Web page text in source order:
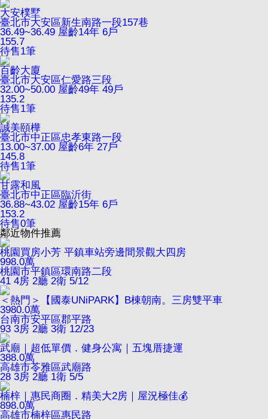
大安樸墅
臺北市大安區新生南路一段157巷
36.49~36.49 屋齡14年 6戶
155.7
待售1筆
百齡大廈
臺北市大安區仁愛路三段
32.00~50.00 屋齡49年 49戶
135.2
待售1筆
誠美頤樺
臺北市中正區忠孝東路一段
13.00~37.00 屋齡6年 27戶
145.8
待售1筆
甘露和風
臺北市中正區臨沂街
36.88~43.02 屋齡15年 6戶
153.2
待售0筆
鄰近物件推薦
桃園買房小芳 平鎮車站旁邊間景觀大四房
998.0萬
桃園市平鎮區環南路二段
41 4房 2廳 2衛 5/12
＜熱門＞【國泰UNiPARK】B棟朝南。三房雙平車
3980.0萬
台南市安平區郡平路
93 3房 2廳 3衛 12/23
武廟｜超低單價．健身公寓｜五塊厝捷運
388.0萬
高雄市苓雅區武廟路
28 3房 2廳 1衛 5/5
楠梓｜惠民商圈．精美大2房｜屋況極佳💰
898.0萬
高雄市楠梓區惠民路